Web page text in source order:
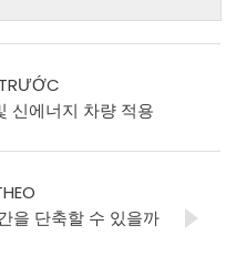
신에너지 차량 적용
을 단축할 수 있을까